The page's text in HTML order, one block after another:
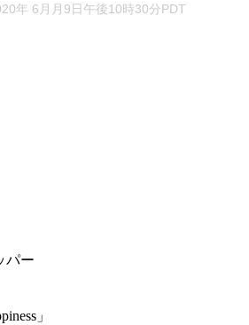
年 6月月9日午後10時30分PDT
パー
」